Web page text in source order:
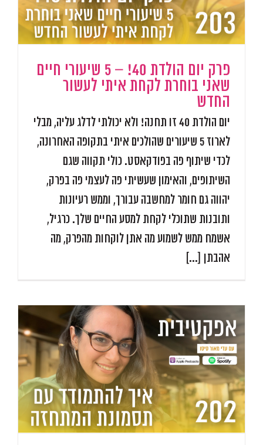
פרק יום הולדת 40! – 5 שיעורי חיים
שאני בוחרת לקחת איתי לעשור
החדש
יום הולדת 40 זו תחנה! ולא יכולתי לדלג עליה, מבלי
לארוז 5 שיעורים שהולכים איתי בתקופה האחרונה,
לכדי שיתוף פה בפודקאסט. כולי תקווה שגם
השיתופים, והאימון שעשיתי פה לעצמי פה בפרק,
יהווה גם חומר למחשבה עבורך, וממש רעיונות
ותובנות שתוכלי לקחת למסע החיים שלך. כרגיל,
אשמח ממש לשמוע מה אתן לוקחות מהפרק, מה
אהבתן [...]